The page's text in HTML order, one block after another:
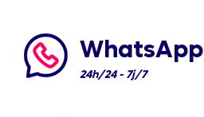
WhatsApp
24h/24 - 7j/7